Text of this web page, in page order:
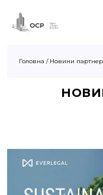
Головна / Новини